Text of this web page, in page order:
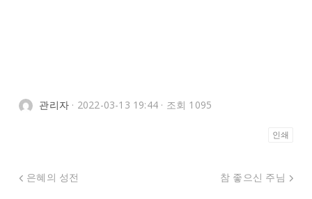
관리자 · 2022-03-13 19:44 · 조회 1095
인쇄
은혜의 성전 참 좋으신 주님